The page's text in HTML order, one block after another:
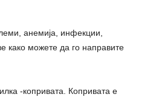
анемија, инфекции,
како можете да го направите
-копривата. Копривата е